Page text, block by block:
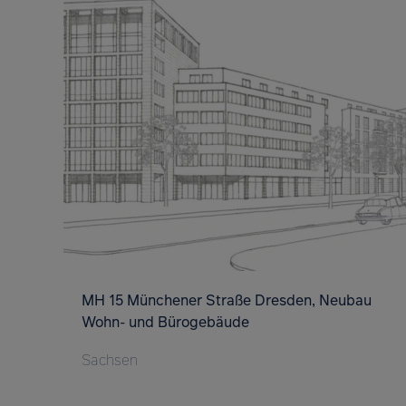
MH 15 Münchener Straße Dresden, Neubau
Wohn- und Bürogebäude
Sachsen